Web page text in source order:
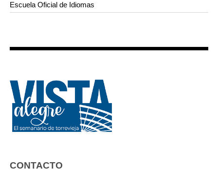
Escuela Oficial de Idiomas
CONTACTO